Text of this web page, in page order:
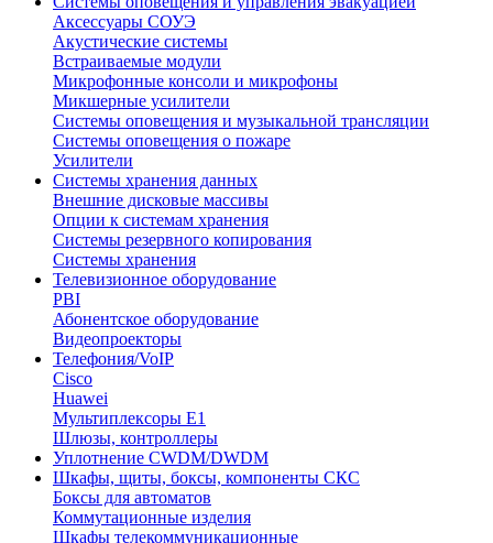
Аксессуары СОУЭ
Акустические системы
Встраиваемые модули
Микрофонные консоли и микрофоны
Микшерные усилители
Системы оповещения и музыкальной трансляции
Системы оповещения о пожаре
Усилители
Системы хранения данных
Внешние дисковые массивы
Опции к системам хранения
Системы резервного копирования
Системы хранения
Телевизионное оборудование
PBI
Абонентское оборудование
Видеопроекторы
Телефония/VoIP
Cisco
Huawei
Мультиплексоры E1
Шлюзы, контроллеры
Уплотнение CWDM/DWDM
Шкафы, щиты, боксы, компоненты СКС
Боксы для автоматов
Коммутационные изделия
Шкафы телекоммуникационные